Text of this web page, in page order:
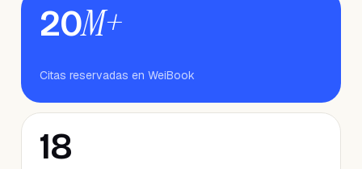
20M+
Citas reservadas en WeiBook
18